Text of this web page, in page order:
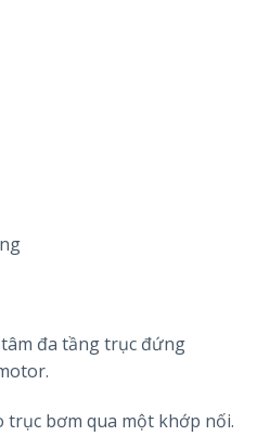
tâm đa tầng trục đứng
bơm qua một khớp nối.